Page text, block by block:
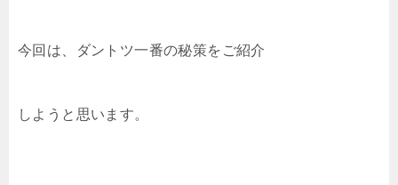
今回は、ダントツ一番の秘策をご紹介
しようと思います。